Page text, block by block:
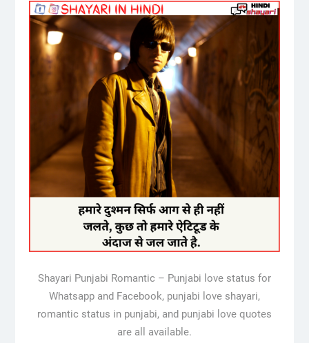
Shayari Punjabi Romantic – Punjabi love status for
Whatsapp and Facebook, punjabi love shayari,
romantic status in punjabi, and punjabi love quotes
are all available.